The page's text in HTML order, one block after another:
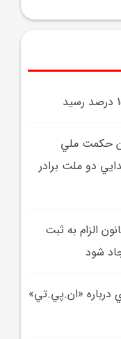
حکمت ملي
دو ملت برادر
الزام به ثبت
شود
«ان.‌پي.‌تي»